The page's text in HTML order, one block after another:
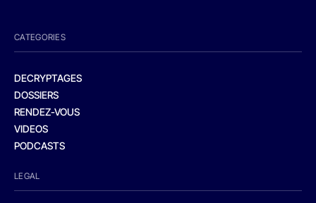
CATEGORIES
DECRYPTAGES
DOSSIERS
RENDEZ-VOUS
VIDEOS
PODCASTS
LEGAL